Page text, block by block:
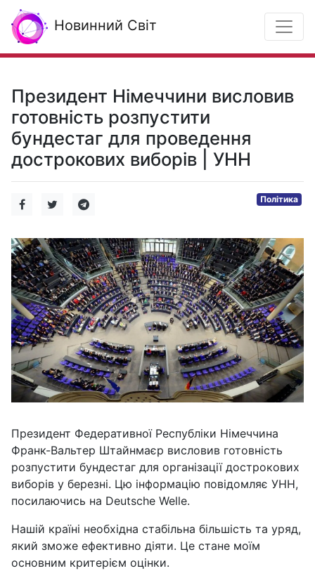
Новинний Світ
Президент Німеччини висловив
готовність розпустити
бундестаг для проведення
дострокових виборів | УНН
Політика
Президент Федеративної Республіки Німеччина
Франк-Вальтер Штайнмаєр висловив готовність
розпустити бундестаг для організації дострокових
виборів у березні. Цю інформацію повідомляє УНН,
посилаючись на Deutsche Welle.
Нашій країні необхідна стабільна більшість та уряд,
який зможе ефективно діяти. Це стане моїм
основним критерієм оцінки.